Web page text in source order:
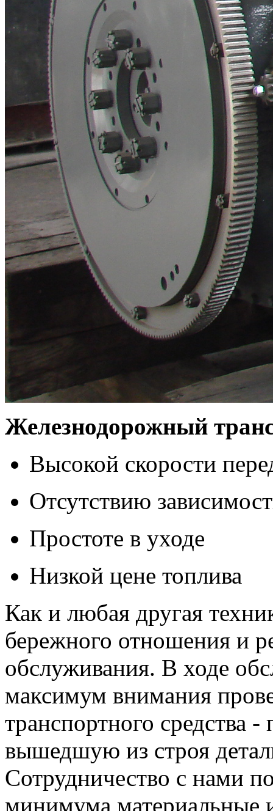
Железнодорожный
Высокой скорости
Отсутствию
Простоте в уходе
Низкой цене топлива
Как и любая другая
бережного отношения и
обслуживания. В ходе
максимум внимания
транспортного средства
вышедшую из строя
Сотрудничество с нами
минимума материальные